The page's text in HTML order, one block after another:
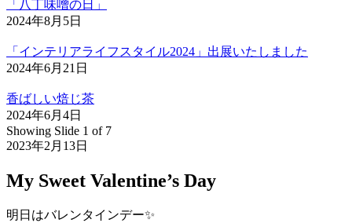
「八丁味噌の日」
2024年8月5日
「インテリアライフスタイル2024」出展いたしました
2024年6月21日
香ばしい焙じ茶
2024年6月4日
Showing Slide 1 of 7
2023年2月13日
My Sweet Valentine’s Day
明日はバレンタインデー✨